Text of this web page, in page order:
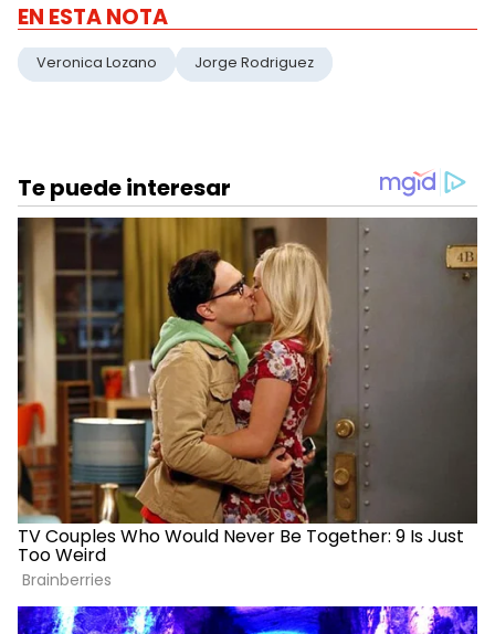
EN ESTA NOTA
Veronica Lozano Jorge Rodriguez